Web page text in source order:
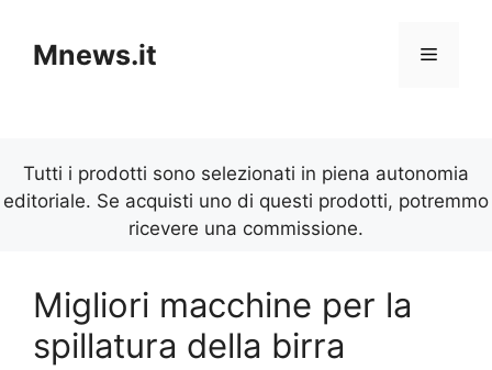
contenuto
Mnews.it Menu
Tutti i prodotti sono selezionati in piena autonomia
editoriale. Se acquisti uno di questi prodotti, potremmo
ricevere una commissione.
Migliori macchine per la
spillatura della birra